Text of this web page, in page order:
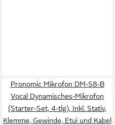
Pronomic Mikrofon DM-58-B
Vocal Dynamisches-Mikrofon
(Starter-Set, 4-tlg), Inkl. Stativ,
Klemme, Gewinde, Etui und Kabel